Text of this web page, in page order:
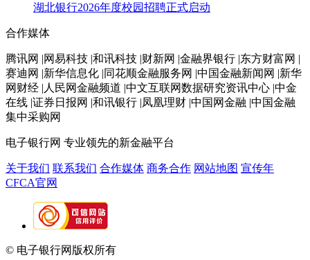
湖北银行2026年度校园招聘正式启动
合作媒体
腾讯网 |网易科技 |和讯科技 |财新网 |金融界银行 |东方财富网 |
赛迪网 |新华信息化 |同花顺金融服务网 |中国金融新闻网 |新华
网财经 |人民网金融频道 |中文互联网数据研究资讯中心 |中金
在线 |证券日报网 |和讯银行 |凤凰理财 |中国网金融 |中国金融
集中采购网
电子银行网 专业领先的新金融平台
关于我们 联系我们 合作媒体 商务合作 网站地图 宣传年
CFCA官网
© 电子银行网版权所有